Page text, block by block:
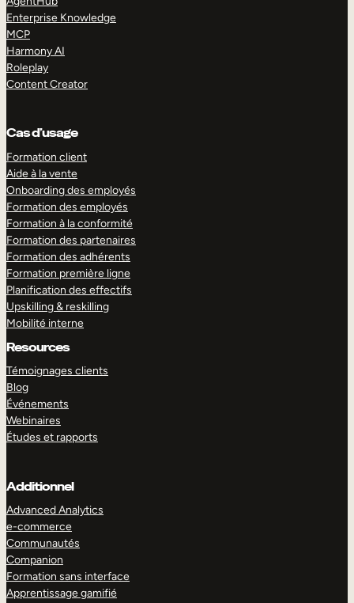
Enterprise Knowledge
MCP
Harmony AI
Roleplay
Content Creator
Cas d’usage
Formation client
Aide à la vente
Onboarding des employés
Formation des employés
Formation à la conformité
Formation des partenaires
Formation des adhérents
Formation première ligne
Planification des effectifs
Upskilling & reskilling
Mobilité interne
Resources
Témoignages clients
Blog
Événements
Webinaires
Études et rapports
Additionnel
Advanced Analytics
e-commerce
Communautés
Companion
Formation sans interface
Apprentissage gamifié